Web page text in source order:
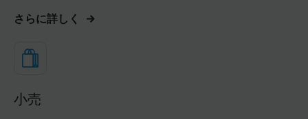
さらに詳しく
小売